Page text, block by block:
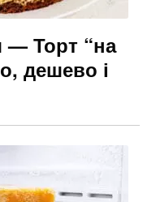
— Торт “на
дешево і